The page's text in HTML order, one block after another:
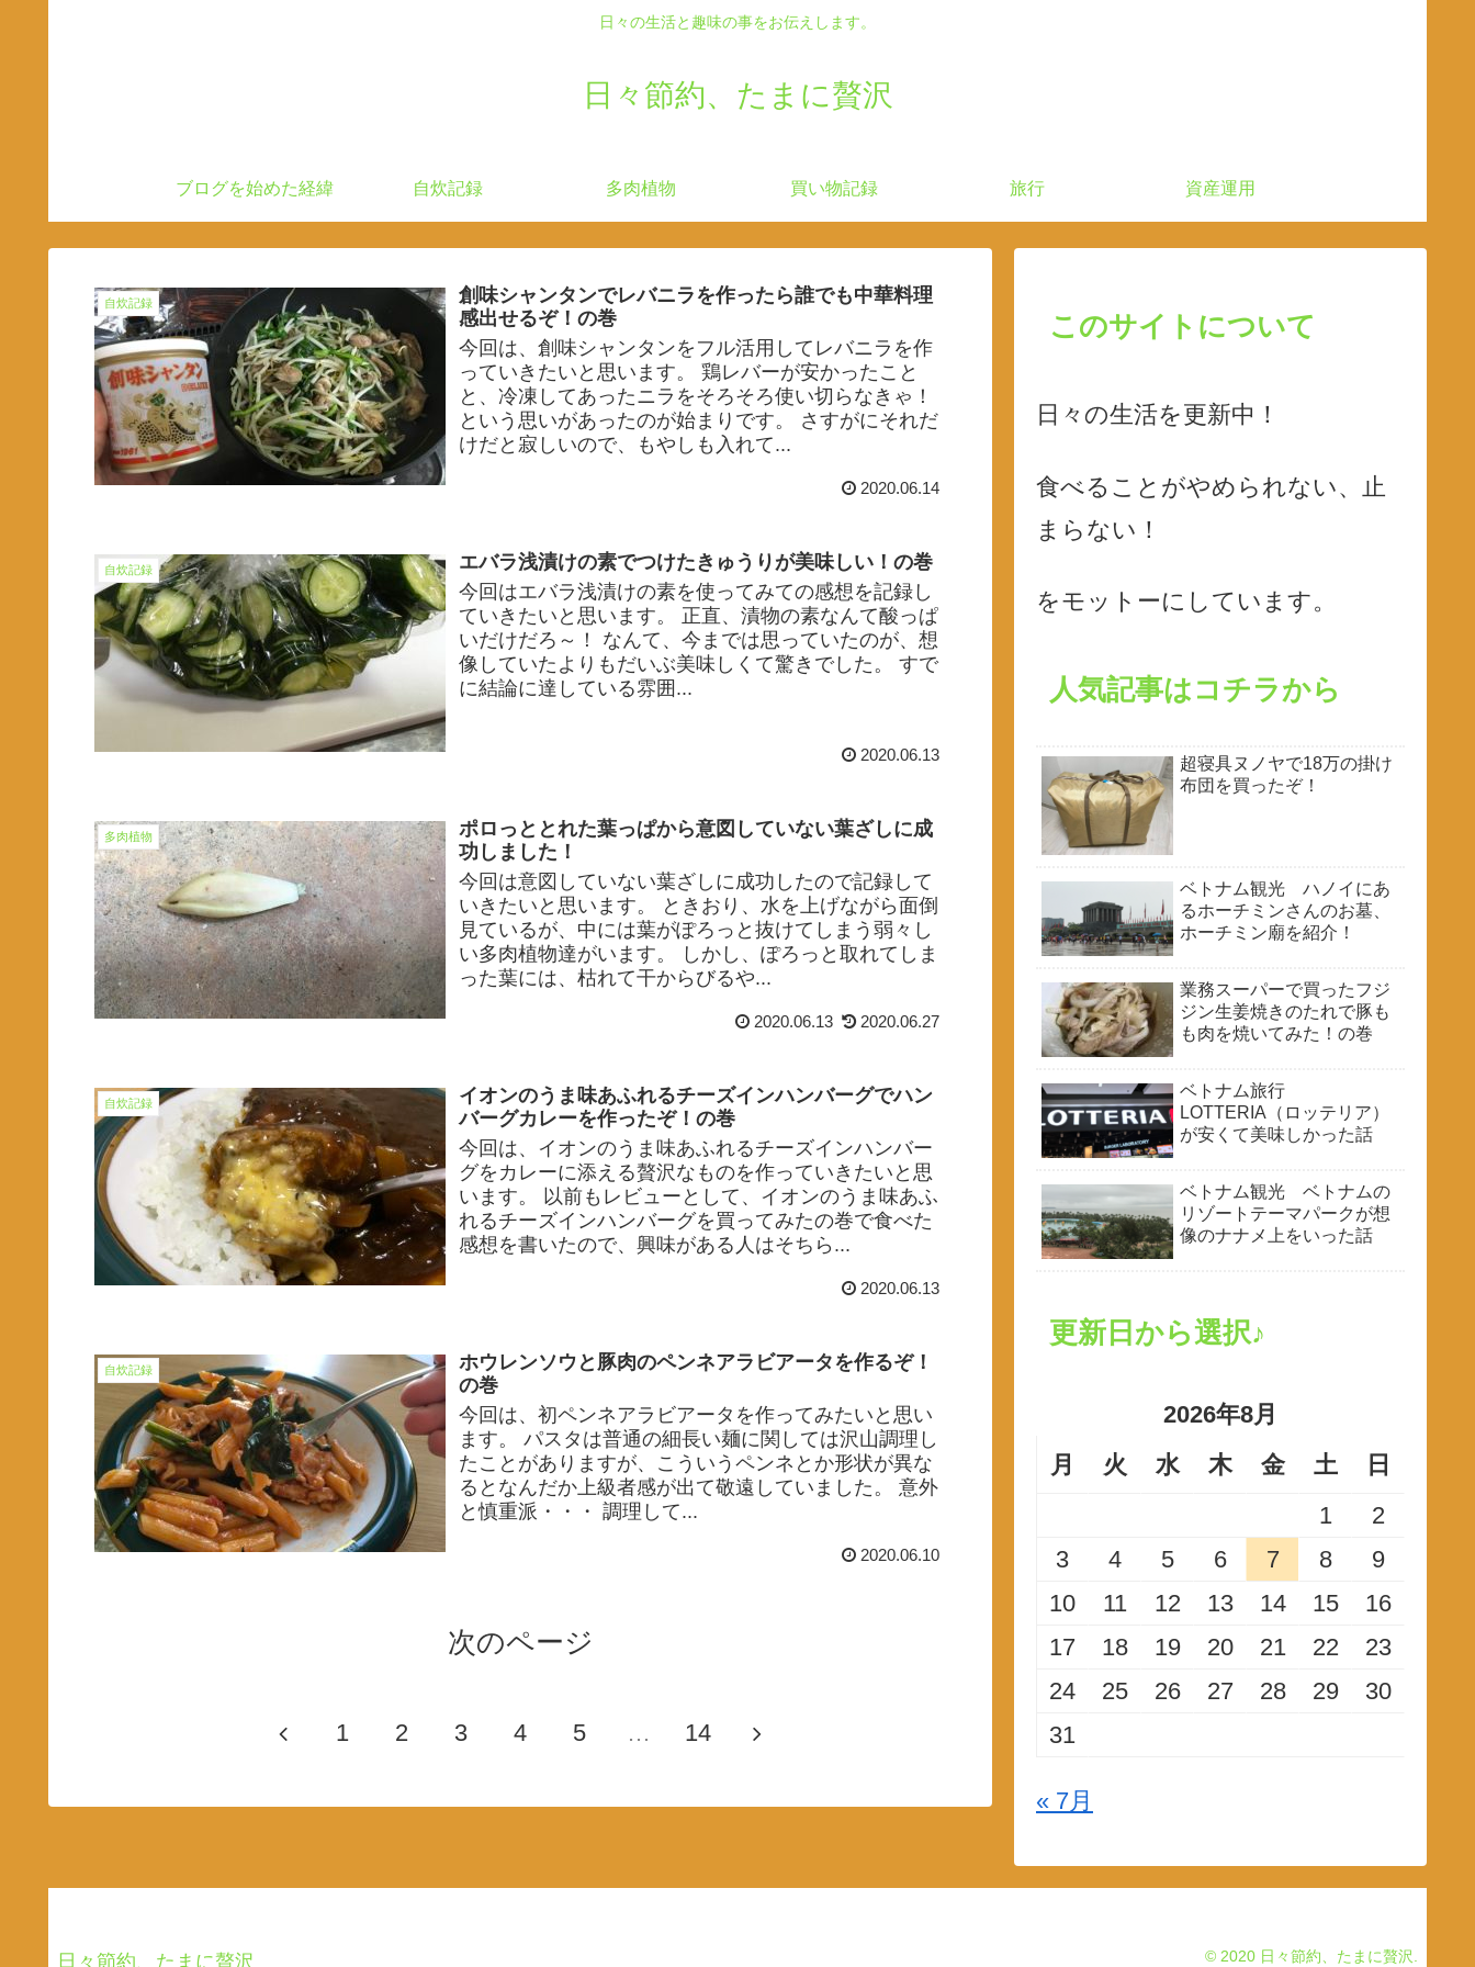
日々の生活と趣味の事をお伝えします。
日々節約、たまに贅沢
ブログを始めた経緯 自炊記録 多肉植物 買い物記録 旅行 資産運用
自炊記録
創味シャンタンでレバニラを作ったら誰でも中華料理
感出せるぞ！の巻
今回は、創味シャンタンをフル活用してレバニラを作
っていきたいと思います。 鶏レバーが安かったこと
と、冷凍してあったニラをそろそろ使い切らなきゃ！
という思いがあったのが始まりです。 さすがにそれだ
けだと寂しいので、もやしも入れて...
2020.06.14
自炊記録
エバラ浅漬けの素でつけたきゅうりが美味しい！の巻
今回はエバラ浅漬けの素を使ってみての感想を記録し
ていきたいと思います。 正直、漬物の素なんて酸っぱ
いだけだろ～！ なんて、今までは思っていたのが、想
像していたよりもだいぶ美味しくて驚きでした。 すで
に結論に達している雰囲...
2020.06.13
多肉植物
ポロっととれた葉っぱから意図していない葉ざしに成
功しました！
今回は意図していない葉ざしに成功したので記録して
いきたいと思います。 ときおり、水を上げながら面倒
見ているが、中には葉がぽろっと抜けてしまう弱々し
い多肉植物達がいます。 しかし、ぽろっと取れてしま
った葉には、枯れて干からびるや...
2020.06.13 2020.06.27
自炊記録
イオンのうま味あふれるチーズインハンバーグでハン
バーグカレーを作ったぞ！の巻
今回は、イオンのうま味あふれるチーズインハンバー
グをカレーに添える贅沢なものを作っていきたいと思
います。 以前もレビューとして、イオンのうま味あふ
れるチーズインハンバーグを買ってみたの巻で食べた
感想を書いたので、興味がある人はそちら...
2020.06.13
自炊記録
ホウレンソウと豚肉のペンネアラビアータを作るぞ！
の巻
今回は、初ペンネアラビアータを作ってみたいと思い
ます。 パスタは普通の細長い麺に関しては沢山調理し
たことがありますが、こういうペンネとか形状が異な
るとなんだか上級者感が出て敬遠していました。 意外
と慎重派・・・ 調理して...
2020.06.10
次のページ
1 2 3 4 5 … 14
このサイトについて
日々の生活を更新中！
食べることがやめられない、止
まらない！
をモットーにしています。
人気記事はコチラから
超寝具ヌノヤで18万の掛け
布団を買ったぞ！
ベトナム観光 ハノイにあ
るホーチミンさんのお墓、
ホーチミン廟を紹介！
業務スーパーで買ったフジ
ジン生姜焼きのたれで豚も
も肉を焼いてみた！の巻
ベトナム旅行
LOTTERIA（ロッテリア）
が安くて美味しかった話
ベトナム観光 ベトナムの
リゾートテーマパークが想
像のナナメ上をいった話
更新日から選択♪
2026年8月
月
火 水 木 金 土
日
1
2
3
4 5 6 7 8
9
10
11 12 13 14 15
16
17
18 19 20 21 22
23
24
25 26 27 28 29
30
31
« 7月
日々節約、たまに贅沢 © 2020 日々節約、たまに贅沢.